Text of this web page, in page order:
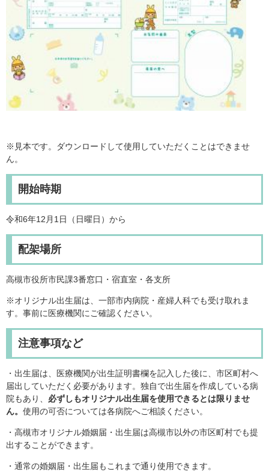
※見本です。ダウンロードして使用していただくことはできませ
ん。
開始時期
令和6年12月1日（日曜日）から
配架場所
高槻市役所市民課3番窓口・宿直室・各支所
※オリジナル出生届は、一部市内病院・産婦人科でも受け取れま
す。事前に医療機関にご確認ください。
注意事項など
・出生届は、医療機関が出生証明書欄を記入した後に、市区町村へ
届出していただく必要があります。独自で出生届を作成している病
院もあり、 必ずしもオリジナル出生届を使用できるとは限りませ
ん。 使用の可否については各病院へご相談ください。
・高槻市オリジナル婚姻届・出生届は高槻市以外の市区町村でも提
出することができます。
・通常の婚姻届・出生届もこれまで通り使用できます。